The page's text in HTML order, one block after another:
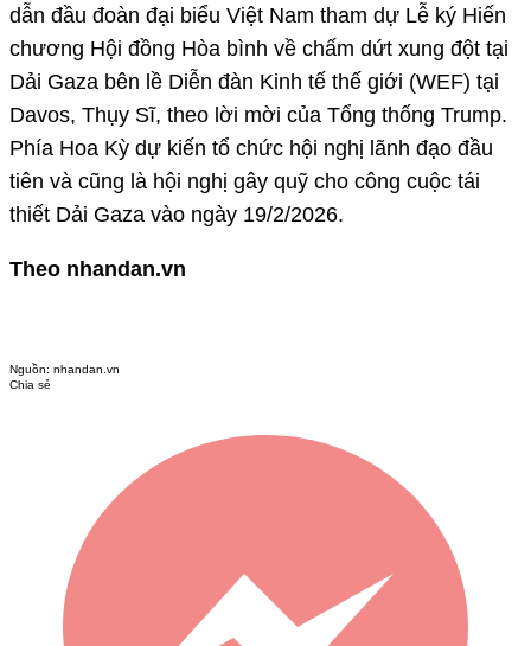
dẫn đầu đoàn đại biểu Việt Nam tham dự Lễ ký Hiến
chương Hội đồng Hòa bình về chấm dứt xung đột tại
Dải Gaza bên lề Diễn đàn Kinh tế thế giới (WEF) tại
Davos, Thụy Sĩ, theo lời mời của Tổng thống Trump.
Phía Hoa Kỳ dự kiến tổ chức hội nghị lãnh đạo đầu
tiên và cũng là hội nghị gây quỹ cho công cuộc tái
thiết Dải Gaza vào ngày 19/2/2026.
Theo nhandan.vn
Nguồn: nhandan.vn
Chia sẻ